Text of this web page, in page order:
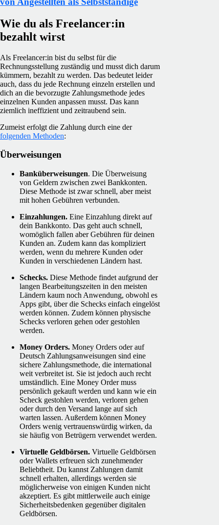
Wie du als Freelancer:in
bezahlt wirst
Als Freelancer:in bist du selbst für die
Rechnungsstellung zuständig und musst dich darum
kümmern, bezahlt zu werden. Das bedeutet leider
auch, dass du jede Rechnung einzeln erstellen und
dich an die bevorzugte Zahlungsmethode jedes
einzelnen Kunden anpassen musst. Das kann
ziemlich ineffizient und zeitraubend sein.
Zumeist erfolgt die Zahlung durch eine der
folgenden Methoden:
Überweisungen
Banküberweisungen. Die Überweisung
von Geldern zwischen zwei Bankkonten.
Diese Methode ist zwar schnell, aber meist
mit hohen Gebühren verbunden.
Einzahlungen. Eine Einzahlung direkt auf
dein Bankkonto. Das geht auch schnell,
womöglich fallen aber Gebühren für deinen
Kunden an. Zudem kann das kompliziert
werden, wenn du mehrere Kunden oder
Kunden in verschiedenen Ländern hast.
Schecks. Diese Methode findet aufgrund der
langen Bearbeitungszeiten in den meisten
Ländern kaum noch Anwendung, obwohl es
Apps gibt, über die Schecks einfach eingelöst
werden können. Zudem können physische
Schecks verloren gehen oder gestohlen
werden.
Money Orders. Money Orders oder auf
Deutsch Zahlungsanweisungen sind eine
sichere Zahlungsmethode, die international
weit verbreitet ist. Sie ist jedoch auch recht
umständlich. Eine Money Order muss
persönlich gekauft werden und kann wie ein
Scheck gestohlen werden, verloren gehen
oder durch den Versand lange auf sich
warten lassen. Außerdem können Money
Orders wenig vertrauenswürdig wirken, da
sie häufig von Betrügern verwendet werden.
Virtuelle Geldbörsen. Virtuelle Geldbörsen
oder Wallets erfreuen sich zunehmender
Beliebtheit. Du kannst Zahlungen damit
schnell erhalten, allerdings werden sie
möglicherweise von einigen Kunden nicht
akzeptiert. Es gibt mittlerweile auch einige
Sicherheitsbedenken gegenüber digitalen
Geldbörsen.